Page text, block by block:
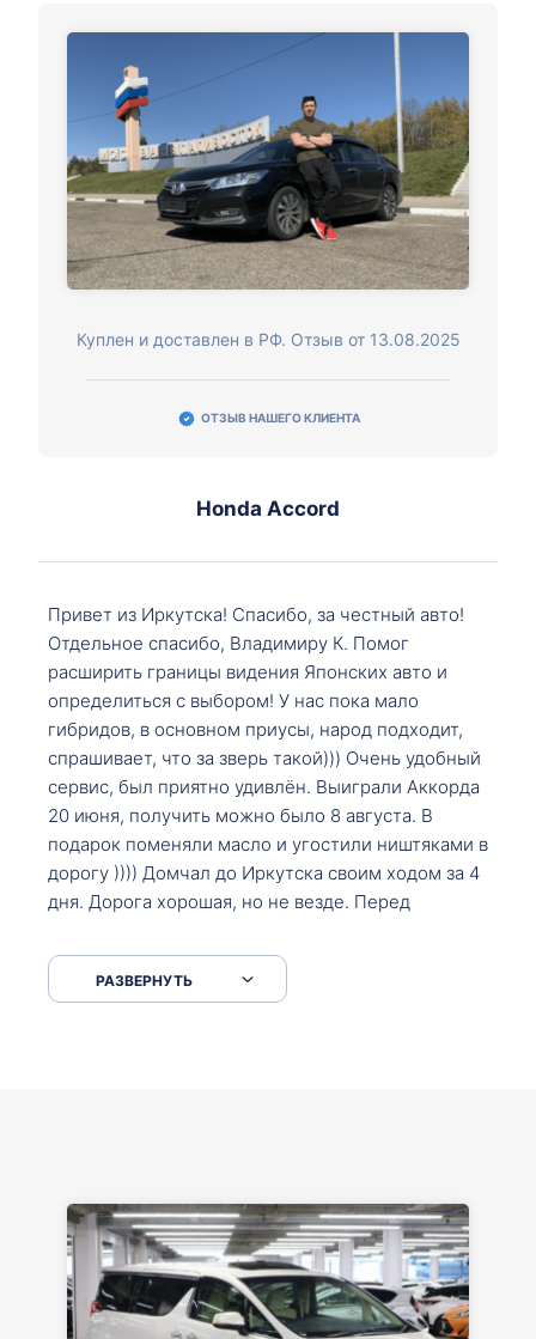
Куплен и доставлен в РФ. Отзыв от 13.08.2025
ОТЗЫВ НАШЕГО КЛИЕНТА
Honda Accord
Привет из Иркутска! Спасибо, за честный авто!
Отдельное спасибо, Владимиру К. Помог
расширить границы видения Японских авто и
определиться с выбором! У нас пока мало
гибридов, в основном приусы, народ подходит,
спрашивает, что за зверь такой))) Очень удобный
сервис, был приятно удивлён. Выиграли Аккорда
20 июня, получить можно было 8 августа. В
подарок поменяли масло и угостили ништяками в
дорогу )))) Домчал до Иркутска своим ходом за 4
дня. Дорога хорошая, но не везде. Перед
серпантинах по пути следования.
РАЗВЕРНУТЬ